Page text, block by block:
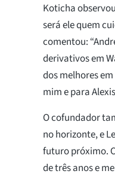
Koticha
será ele quem
comentou:
derivativos em
dos melhores
mim e para
O cofundador
no horizonte, e
futuro próximo.
de três anos e